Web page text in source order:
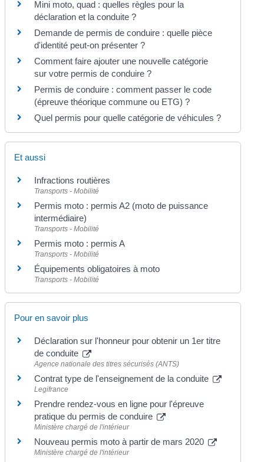
Mini moto, quad : quelles règles pour la
déclaration et la conduite ?
Demande de permis de conduire : quelle pièce
d'identité peut-on présenter ?
Comment faire ajouter une nouvelle catégorie
sur votre permis de conduire ?
Permis de conduire : comment passer le code
(épreuve théorique commune ou ETG) ?
Quel permis pour quelle catégorie de véhicules ?
Et aussi
Infractions routières
Transports - Mobilité
Permis moto : permis A2 (moto de puissance
intermédiaire)
Transports - Mobilité
Permis moto : permis A
Transports - Mobilité
Équipements obligatoires à moto
Transports - Mobilité
Pour en savoir plus
Déclaration sur l'honneur pour obtenir un 1er titre
de conduite
Agence nationale des titres sécurisés (ANTS)
Contrat type de l'enseignement de la conduite
Legifrance
Prendre rendez-vous en ligne pour l'épreuve
pratique du permis de conduire
Ministère chargé de l'intérieur
Nouveau permis moto à partir de mars 2020
Ministère chargé de l'intérieur